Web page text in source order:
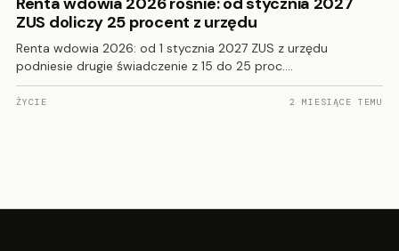
ZUS doliczy 25 procent z urzędu
Renta wdowia 2026: od 1 stycznia 2027 ZUS z urzędu
podniesie drugie świadczenie z 15 do 25 proc.…
ŻYCIE 2 MIESIĄCE TEMU